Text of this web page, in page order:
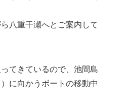
八重干瀬へとご案内して
てきているので、池間島
に向かうボートの移動中